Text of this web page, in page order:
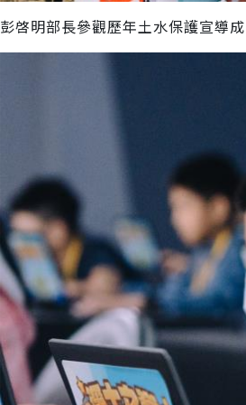
彭啓明部長參觀歷年土水保護宣導